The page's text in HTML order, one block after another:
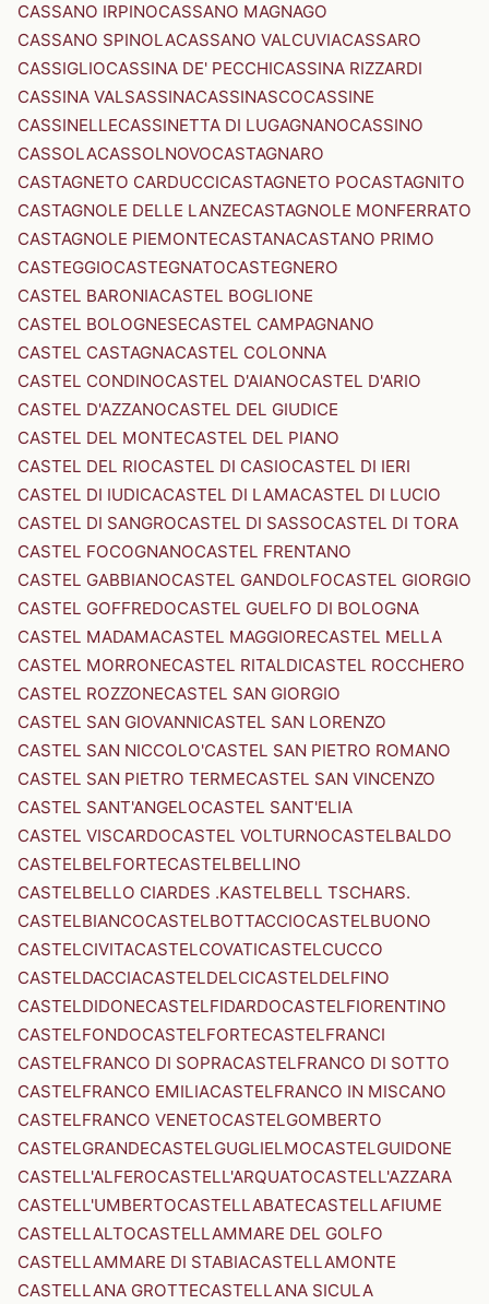
CASSANO IRPINOCASSANO MAGNAGO
CASSANO SPINOLACASSANO VALCUVIACASSARO
CASSIGLIOCASSINA DE' PECCHICASSINA RIZZARDI
CASSINA VALSASSINACASSINASCOCASSINE
CASSINELLECASSINETTA DI LUGAGNANOCASSINO
CASSOLACASSOLNOVOCASTAGNARO
CASTAGNETO CARDUCCICASTAGNETO POCASTAGNITO
CASTAGNOLE DELLE LANZECASTAGNOLE MONFERRATO
CASTAGNOLE PIEMONTECASTANACASTANO PRIMO
CASTEGGIOCASTEGNATOCASTEGNERO
CASTEL BARONIACASTEL BOGLIONE
CASTEL BOLOGNESECASTEL CAMPAGNANO
CASTEL CASTAGNACASTEL COLONNA
CASTEL CONDINOCASTEL D'AIANOCASTEL D'ARIO
CASTEL D'AZZANOCASTEL DEL GIUDICE
CASTEL DEL MONTECASTEL DEL PIANO
CASTEL DEL RIOCASTEL DI CASIOCASTEL DI IERI
CASTEL DI IUDICACASTEL DI LAMACASTEL DI LUCIO
CASTEL DI SANGROCASTEL DI SASSOCASTEL DI TORA
CASTEL FOCOGNANOCASTEL FRENTANO
CASTEL GABBIANOCASTEL GANDOLFOCASTEL GIORGIO
CASTEL GOFFREDOCASTEL GUELFO DI BOLOGNA
CASTEL MADAMACASTEL MAGGIORECASTEL MELLA
CASTEL MORRONECASTEL RITALDICASTEL ROCCHERO
CASTEL ROZZONECASTEL SAN GIORGIO
CASTEL SAN GIOVANNICASTEL SAN LORENZO
CASTEL SAN NICCOLO'CASTEL SAN PIETRO ROMANO
CASTEL SAN PIETRO TERMECASTEL SAN VINCENZO
CASTEL SANT'ANGELOCASTEL SANT'ELIA
CASTEL VISCARDOCASTEL VOLTURNOCASTELBALDO
CASTELBELFORTECASTELBELLINO
CASTELBELLO CIARDES .KASTELBELL TSCHARS.
CASTELBIANCOCASTELBOTTACCIOCASTELBUONO
CASTELCIVITACASTELCOVATICASTELCUCCO
CASTELDACCIACASTELDELCICASTELDELFINO
CASTELDIDONECASTELFIDARDOCASTELFIORENTINO
CASTELFONDOCASTELFORTECASTELFRANCI
CASTELFRANCO DI SOPRACASTELFRANCO DI SOTTO
CASTELFRANCO EMILIACASTELFRANCO IN MISCANO
CASTELFRANCO VENETOCASTELGOMBERTO
CASTELGRANDECASTELGUGLIELMOCASTELGUIDONE
CASTELL'ALFEROCASTELL'ARQUATOCASTELL'AZZARA
CASTELL'UMBERTOCASTELLABATECASTELLAFIUME
CASTELLALTOCASTELLAMMARE DEL GOLFO
CASTELLAMMARE DI STABIACASTELLAMONTE
CASTELLANA GROTTECASTELLANA SICULA